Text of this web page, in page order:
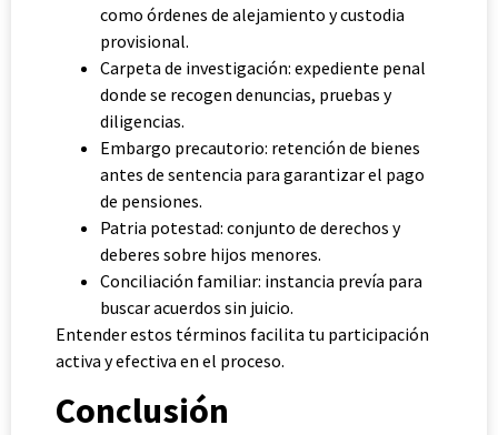
como órdenes de alejamiento y custodia
provisional.
Carpeta de investigación: expediente penal
donde se recogen denuncias, pruebas y
diligencias.
Embargo precautorio: retención de bienes
antes de sentencia para garantizar el pago
de pensiones.
Patria potestad: conjunto de derechos y
deberes sobre hijos menores.
Conciliación familiar: instancia prevía para
buscar acuerdos sin juicio.
Entender estos términos facilita tu participación
activa y efectiva en el proceso.
Conclusión